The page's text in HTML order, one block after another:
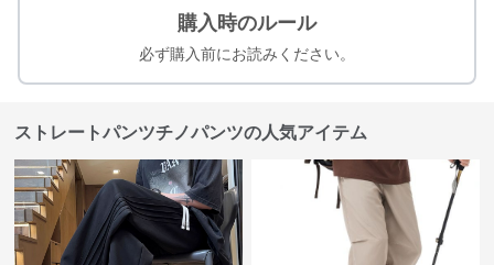
購入時のルール
必ず購入前にお読みください。
ストレートパンツチノパンツの人気アイテム